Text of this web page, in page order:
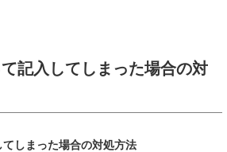
記入してしまった場合の対
しまった場合の対処方法